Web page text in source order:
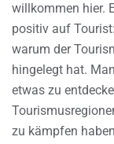
willkommen hier.
positiv auf
warum der
hingelegt hat.
etwas zu
zu kämpfen